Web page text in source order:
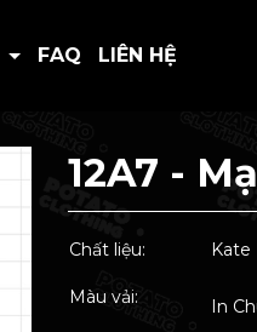
FAQ LIÊN HỆ
12A7 -
Chất liệu: Kate
Màu vải:
In